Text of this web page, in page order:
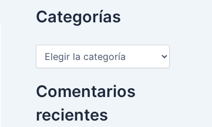
Categorías
C
e
g
r
Comentarios
recientes